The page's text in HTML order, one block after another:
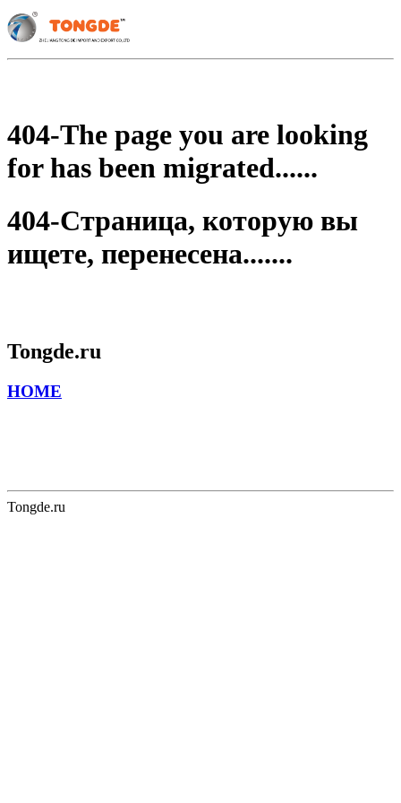
404-The page you are looking
for has been migrated......
404-Страница, которую вы
ищете, перенесена.......
Tongde.ru
HOME
Tongde.ru